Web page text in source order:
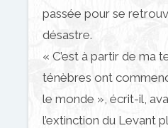
passée pour se
désastre.
« C’est à partir de ma
ténèbres ont
le monde », écrit-il,
l’extinction du Levant